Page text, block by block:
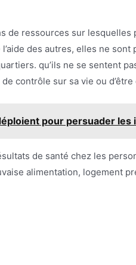
ressources sur lesquelles
des autres, elles ne
qu’ils ne se sentent
contrôle sur sa vie ou
pour persuader
de santé chez les
alimentation, logement